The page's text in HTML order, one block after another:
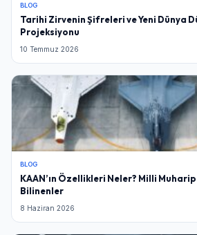
BLOG
Tarihi Zirvenin Şifreleri ve Yeni Dünya
Projeksiyonu
10 Temmuz 2026
BLOG
KAAN’ın Özellikleri Neler? Milli
Bilinenler
8 Haziran 2026